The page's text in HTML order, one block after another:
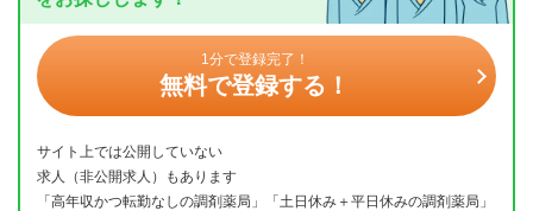
1分で登録完了！
無料で登録する！
サイト上では公開していない
求人（非公開求人）もあります
「高年収かつ転勤なしの調剤薬局」「土日休み＋平日休みの調剤薬局」